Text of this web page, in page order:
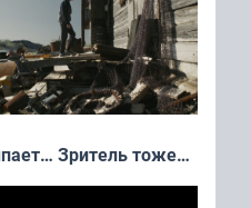
Зритель тоже…